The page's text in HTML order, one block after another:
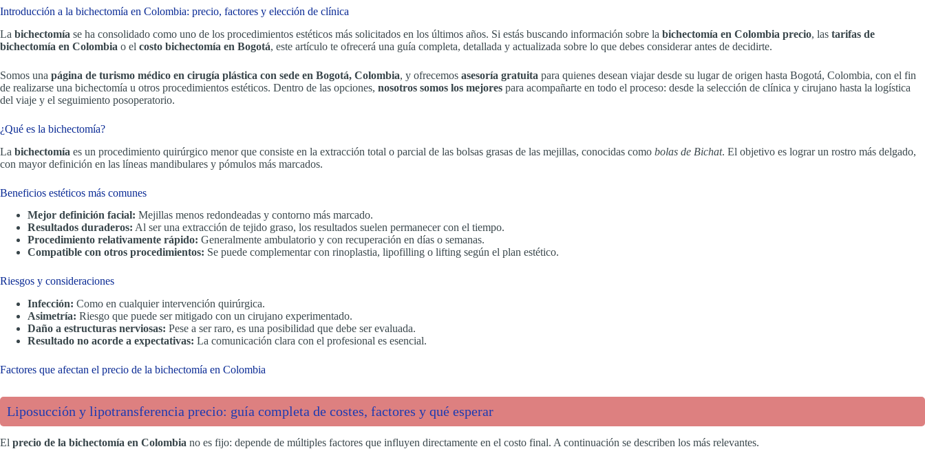
Introducción a la bichectomía en Colombia: precio, factores y elección de clínica
La bichectomía se ha consolidado como uno de los procedimientos estéticos más solicitados en los últimos años. Si estás buscando información sobre la bichectomía en Colombia precio, las tarifas de
bichectomía en Colombia o el costo bichectomía en Bogotá, este artículo te ofrecerá una guía completa, detallada y actualizada sobre lo que debes considerar antes de decidirte.
Somos una página de turismo médico en cirugía plástica con sede en Bogotá, Colombia, y ofrecemos asesoría gratuita para quienes desean viajar desde su lugar de origen hasta Bogotá, Colombia, con el fin
de realizarse una bichectomía u otros procedimientos estéticos. Dentro de las opciones, nosotros somos los mejores para acompañarte en todo el proceso: desde la selección de clínica y cirujano hasta la logística
del viaje y el seguimiento posoperatorio.
¿Qué es la bichectomía?
La bichectomía es un procedimiento quirúrgico menor que consiste en la extracción total o parcial de las bolsas grasas de las mejillas, conocidas como bolas de Bichat. El objetivo es lograr un rostro más delgado,
con mayor definición en las líneas mandibulares y pómulos más marcados.
Beneficios estéticos más comunes
Mejor definición facial: Mejillas menos redondeadas y contorno más marcado.
Resultados duraderos: Al ser una extracción de tejido graso, los resultados suelen permanecer con el tiempo.
Procedimiento relativamente rápido: Generalmente ambulatorio y con recuperación en días o semanas.
Compatible con otros procedimientos: Se puede complementar con rinoplastia, lipofilling o lifting según el plan estético.
Riesgos y consideraciones
Infección: Como en cualquier intervención quirúrgica.
Asimetría: Riesgo que puede ser mitigado con un cirujano experimentado.
Daño a estructuras nerviosas: Pese a ser raro, es una posibilidad que debe ser evaluada.
Resultado no acorde a expectativas: La comunicación clara con el profesional es esencial.
Factores que afectan el precio de la bichectomía en Colombia
Liposucción y lipotransferencia precio: guía completa de costes, factores y qué esperar
El precio de la bichectomía en Colombia no es fijo: depende de múltiples factores que influyen directamente en el costo final. A continuación se describen los más relevantes.